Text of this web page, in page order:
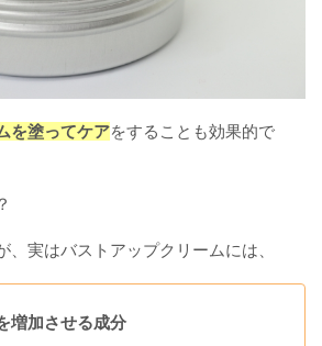
を塗ってケアをすることも効果的で
、実はバストアップクリームには、
増加させる成分